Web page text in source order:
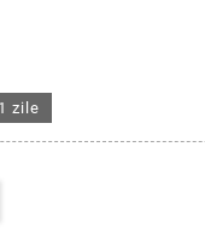
zile